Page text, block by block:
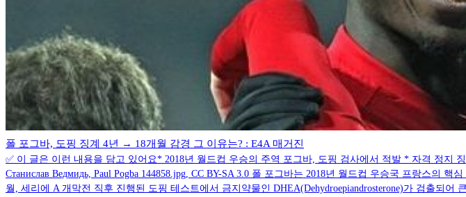
폴 포그바, 도핑 징계 4년 → 18개월 감경 그 이유는? : E4A 매거진
✅ 이 글은 이런 내용을 담고 있어요* 2018년 월드컵 우승의 주역 포그바, 도핑 검사에서 적발 * 자격 정지
Станислав Ведмидь, Paul Pogba 144858.jpg, CC BY-SA 3.0 폴 포그바는 2018년 월드컵 우승국 프랑스의
월, 세리에 A 개막전 직후 진행된 도핑 테스트에서 금지약물인 DHEA(Dehydroepiandrosterone)가 검출되